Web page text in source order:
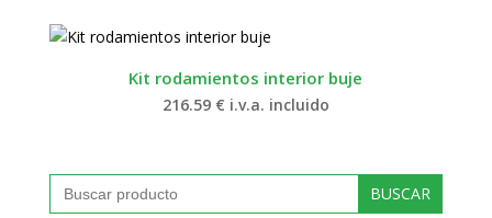
Kit rodamientos interior buje
216.59 € i.v.a. incluido
Buscar: